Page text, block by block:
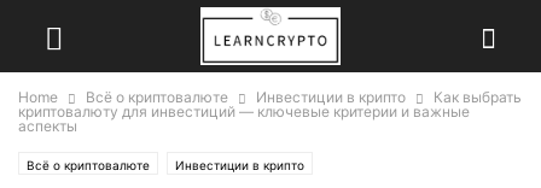
Home Всё о криптовалюте Инвестиции в крипто
Как выбрать
криптовалюту для инвестиций — ключевые критерии и важные
аспекты
Всё о криптовалюте Инвестиции в крипто